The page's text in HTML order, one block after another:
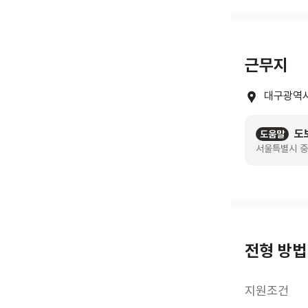
근무지
대구광역
도움말 도
서울특별시
전형 방법
지원조건